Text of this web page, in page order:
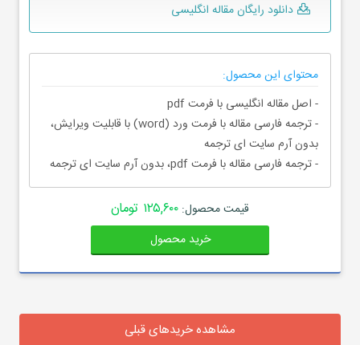
دانلود رایگان مقاله انگلیسی
محتوای این محصول:
- اصل مقاله انگلیسی با فرمت pdf
- ترجمه فارسی مقاله با فرمت ورد (word) با قابلیت ویرایش،
بدون آرم سایت ای ترجمه
- ترجمه فارسی مقاله با فرمت pdf، بدون آرم سایت ای ترجمه
قیمت محصول: ۱۲۵,۶۰۰ تومان
خرید محصول
مشاهده خریدهای قبلی